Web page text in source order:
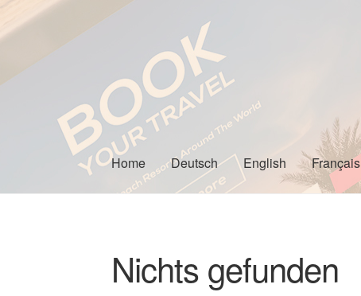
Zur
Navigation
springen
Zum
Inhalt
springen
Home Deutsch English Français
Nichts gefunden